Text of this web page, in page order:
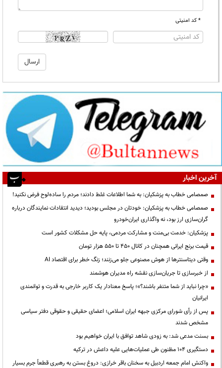
* کد امنیتی
آخرین اخبار
صمصامی خطاب به پزشکیان: به شما اطلاعات غلط دادند؛ مردم را ساده‌لوح فرض نکنید!
صمصامی خطاب به پزشکیان: خودتان در مجلس بودید؛ دیدید انتقادات نمایندگان درباره
گران‌سازی ارز بود، نه واگذاری ایران‌خودرو
پزشکیان: خدمت بی‌منت و مشارکت مردمی، پایه حل مشکلات کشور است
قیمت‌ برنج ایرانی همچنان در کانال ۴۵۰ تا ۵۵۰ هزار تومان
وقتی دیتاسنترها از هوش مصنوعی جلو می‌زنند؛ زنگ خطر برای اقتصاد AI
از خبرسازی تا جریان‌سازی نقشه راه مدیران هوشمند
«چرا نباید از شما متنفر باشند؟»؛ پاسخ معنادار یک کاربر خارجی به قدرت و توانمندی
ایرانیان
پس از رأی شورای مرکزی جبهه ایران اسلامی؛ اعضای حقیقی و حقوقی دفتر سیاسی
مشخص شدند
بسنت مدعی شد: به زودی شاهد توافق با ایران خواهیم بود
دستگیری ۱۰۴ مظنون طی عملیات‌هایی علیه داعش در ترکیه
واکنش امام جمعه اردبیل به سخنان باقر خرازی: دروغ بستن به رهبری قطعاً جرم بسیار